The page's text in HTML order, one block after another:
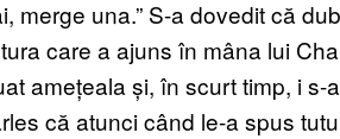
merge una.” S-a dovedit că
care a ajuns în mâna lui
amețeala și, în scurt timp, i s-
că atunci când le-a spus